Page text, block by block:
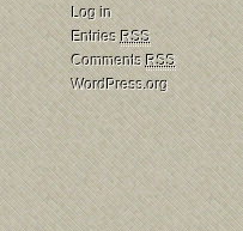
Log in
EntriesRSS
CommentsRSS
WordPress.org